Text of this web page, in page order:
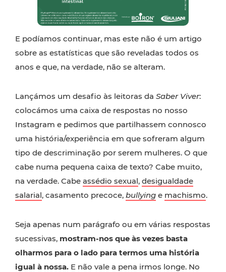
E podíamos continuar, mas este não é um artigo
sobre as estatísticas que são reveladas todos os
anos e que, na verdade, não se alteram.
Lançámos um desafio às leitoras da Saber Viver:
colocámos uma caixa de respostas no nosso
Instagram e pedimos que partilhassem connosco
uma história/experiência em que sofreram algum
tipo de descriminação por serem mulheres. O que
cabe numa pequena caixa de texto? Cabe muito,
na verdade. Cabe assédio sexual, desigualdade
salarial, casamento precoce, bullying e machismo.
Seja apenas num parágrafo ou em várias respostas
sucessivas, mostram-nos que às vezes basta
olharmos para o lado para termos uma história
igual à nossa. E não vale a pena irmos longe. No